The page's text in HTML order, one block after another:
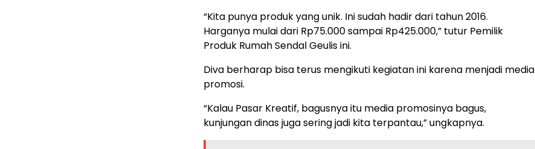
“Kita punya produk yang unik. Ini sudah hadir dari tahun 2016.
Harganya mulai dari Rp75.000 sampai Rp425.000,” tutur Pemilik
Produk Rumah Sendal Geulis ini.
Diva berharap bisa terus mengikuti kegiatan ini karena menjadi media
promosi.
“Kalau Pasar Kreatif, bagusnya itu media promosinya bagus,
kunjungan dinas juga sering jadi kita terpantau,” ungkapnya.